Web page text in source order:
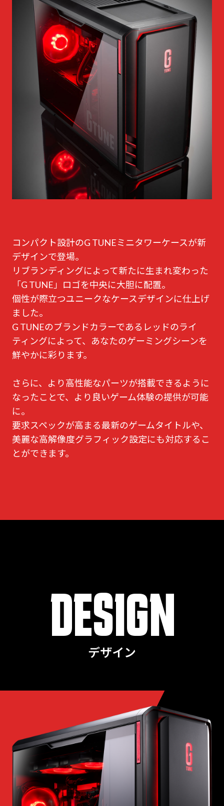
コンパクト設計のG TUNEミニタワーケースが新
デザインで登場。
リブランディングによって新たに生まれ変わった
「G TUNE」ロゴを中央に大胆に配置。
個性が際立つユニークなケースデザインに仕上げ
ました。
G TUNEのブランドカラーであるレッドのライ
ティングによって、あなたのゲーミングシーンを
鮮やかに彩ります。
さらに、より高性能なパーツが搭載できるように
なったことで、より良いゲーム体験の提供が可能
に。
要求スペックが高まる最新のゲームタイトルや、
美麗な高解像度グラフィック設定にも対応するこ
とができます。
DESIGN
デザイン